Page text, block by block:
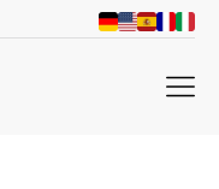
menu